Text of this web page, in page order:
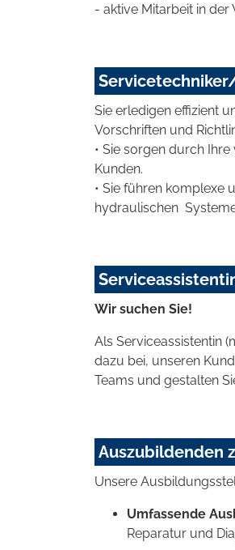
- aktive Mitarbeit in der
Sie erledigen effizient
Vorschriften und
• Sie sorgen durch
Kunden.
• Sie führen komplexe
hydraulischen
Wir suchen Sie!
Als Serviceassistentin
dazu bei, unseren
Teams und gestalten
Auszubildenden
Unsere
Umfassende
Reparatur und